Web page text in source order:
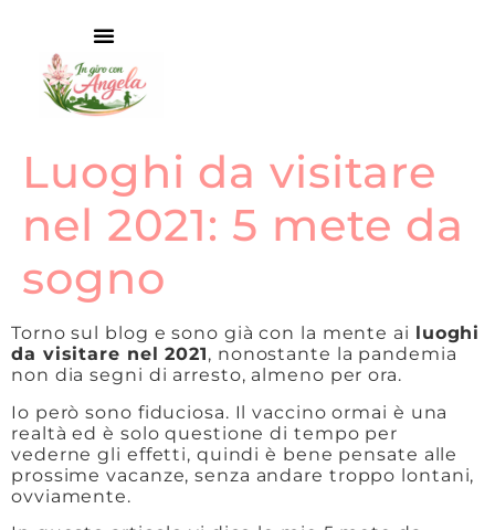
Luoghi da visitare
nel 2021: 5 mete da
sogno
Torno sul blog e sono già con la mente ai luoghi
da visitare nel 2021, nonostante la pandemia
non dia segni di arresto, almeno per ora.
Io però sono fiduciosa. Il vaccino ormai è una
realtà ed è solo questione di tempo per
vederne gli effetti, quindi è bene pensate alle
prossime vacanze, senza andare troppo lontani,
ovviamente.